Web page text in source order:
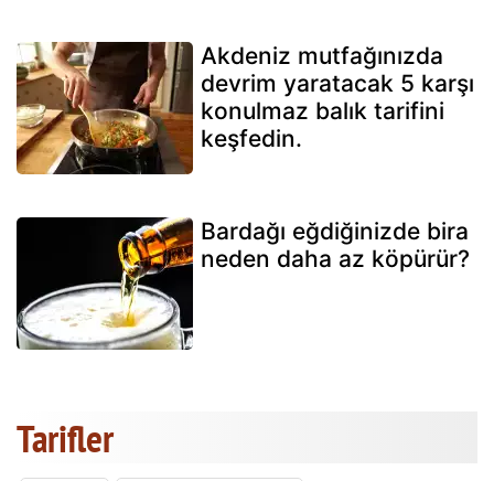
Akdeniz mutfağınızda
devrim yaratacak 5 karşı
konulmaz balık tarifini
keşfedin.
Bardağı eğdiğinizde bira
neden daha az köpürür?
Tarifler